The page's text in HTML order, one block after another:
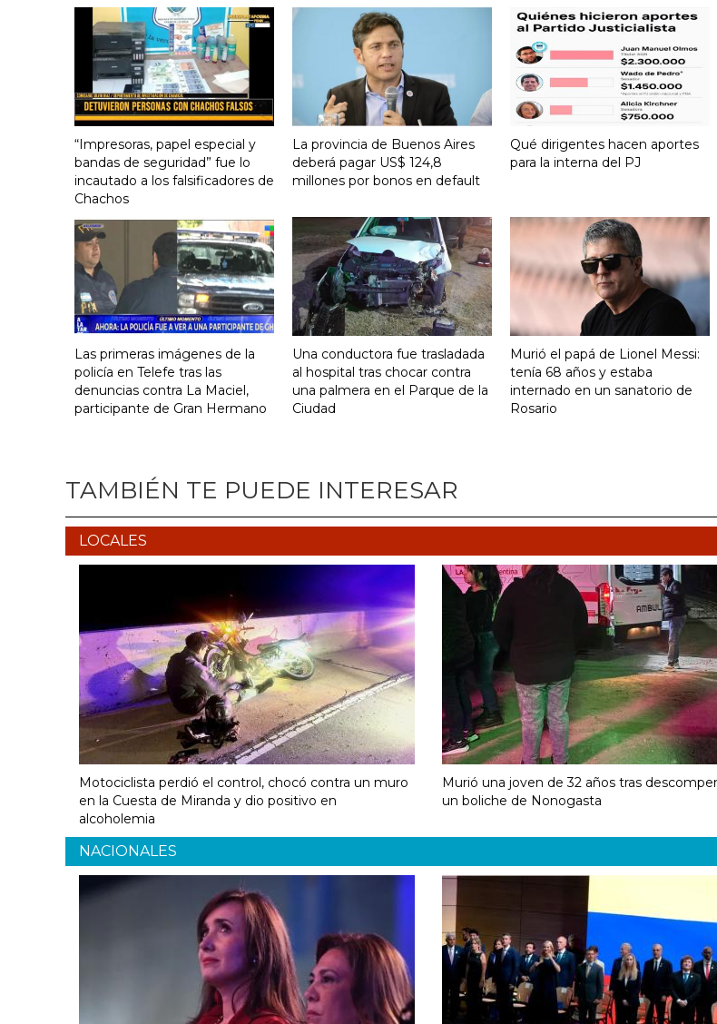
“Impresoras, papel especial y
bandas de seguridad” fue lo
incautado a los falsificadores de
Chachos
La provincia de Buenos Aires
deberá pagar US$ 124,8
millones por bonos en default
Qué dirigentes hacen aportes
para la interna del PJ
Las primeras imágenes de la
policía en Telefe tras las
denuncias contra La Maciel,
participante de Gran Hermano
Una conductora fue trasladada
al hospital tras chocar contra
una palmera en el Parque de la
Ciudad
Murió el papá de Lionel Messi:
tenía 68 años y estaba
internado en un sanatorio de
Rosario
TAMBIÉN TE PUEDE INTERESAR
LOCALES
Motociclista perdió el control, chocó contra un muro
en la Cuesta de Miranda y dio positivo en
alcoholemia
Murió una joven de 32 años tras
un boliche de Nonogasta
NACIONALES